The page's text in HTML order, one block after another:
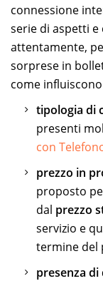
connessione
serie di aspetti
attentamente,
sorprese in
come
tipologia di
presenti
con
prezzo in
proposto
dal prezzo
servizio e
termine del
presenza